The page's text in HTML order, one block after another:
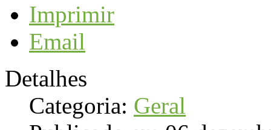
Imprimir
Email
Detalhes
Categoria: Geral